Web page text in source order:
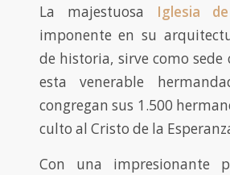
La majestuosa
Iglesia
imponente en su
de historia, sirve como sede
esta venerable
congregan sus 1.500
culto al Cristo de la
Con una impresionante